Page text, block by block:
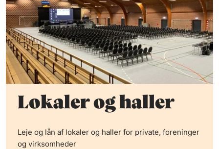
Lokaler og haller
Leje og lån af lokaler og haller for private, foreninger
og virksomheder